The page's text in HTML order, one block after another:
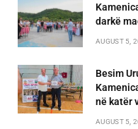
darkë
AUGUST 5,
Besim
në katër
AUGUST 5,